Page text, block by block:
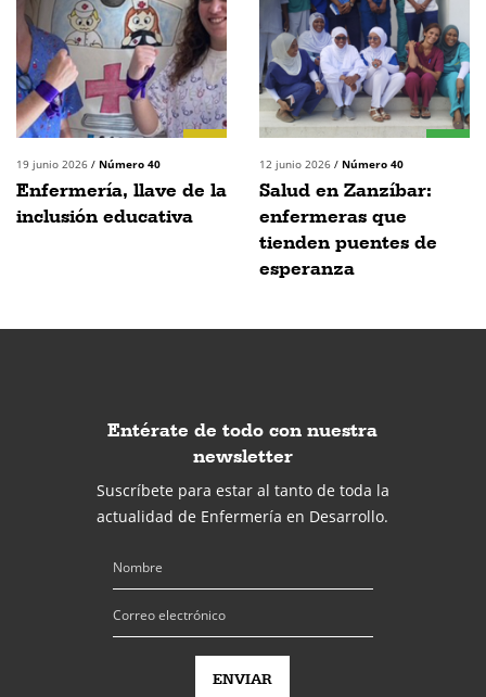
19 junio 2026 / Número 40
Enfermería, llave de la
inclusión educativa
12 junio 2026 / Número 40
Salud en Zanzíbar:
enfermeras que
tienden puentes de
esperanza
Entérate de todo con nuestra
newsletter
Suscríbete para estar al tanto de toda la
actualidad de Enfermería en Desarrollo.